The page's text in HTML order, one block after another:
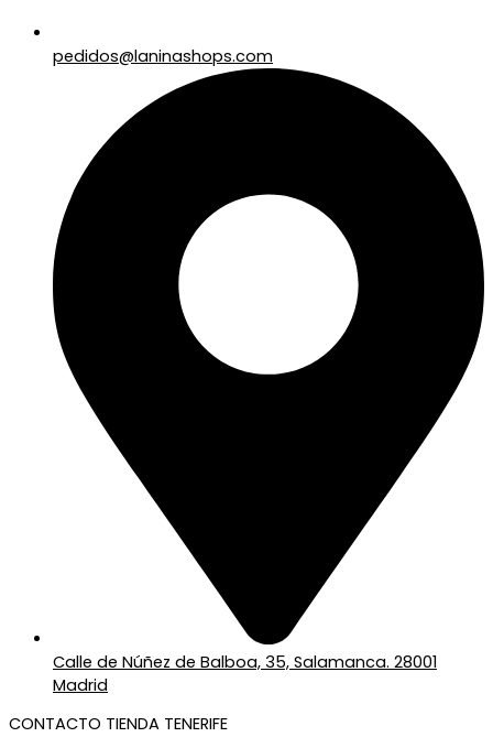
pedidos@laninashops.com
Calle de Núñez de Balboa, 35, Salamanca. 28001
Madrid
CONTACTO TIENDA TENERIFE